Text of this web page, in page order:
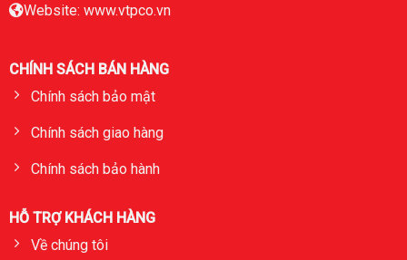
Website: www.vtpco.vn
CHÍNH SÁCH BÁN HÀNG
Chính sách bảo mật
Chính sách giao hàng
Chính sách bảo hành
HỖ TRỢ KHÁCH HÀNG
Về chúng tôi